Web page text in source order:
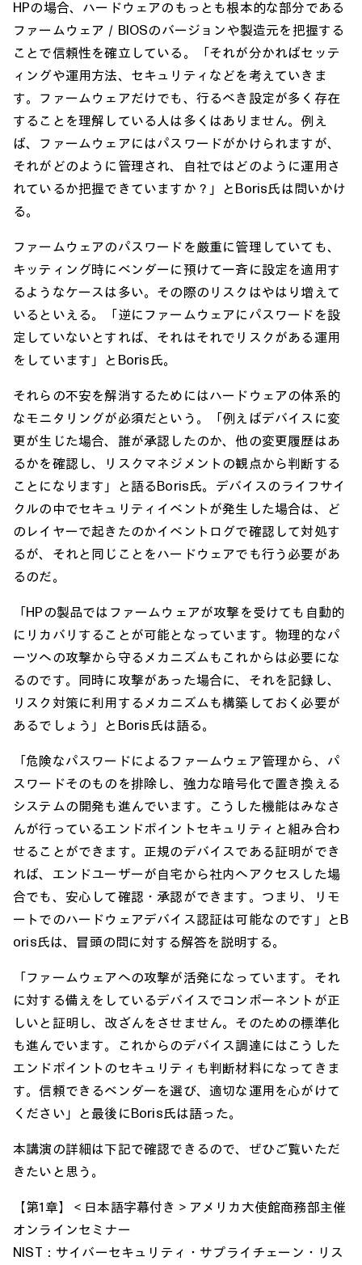
HPの場合、ハードウェアのもっとも根本的な部分である
ファームウェア／BIOSのバージョンや製造元を把握する
ことで信頼性を確立している。「それが分かればセッテ
ィングや運用方法、セキュリティなどを考えていきま
す。ファームウェアだけでも、行るべき設定が多く存在
することを理解している人は多くはありません。例え
ば、ファームウェアにはパスワードがかけられますが、
それがどのように管理され、自社ではどのように運用さ
れているか把握できていますか？」とBoris氏は問いかけ
る。
ファームウェアのパスワードを厳重に管理していても、
キッティング時にベンダーに預けて一斉に設定を適用す
るようなケースは多い。その際のリスクはやはり増えて
いるといえる。「逆にファームウェアにパスワードを設
定していないとすれば、それはそれでリスクがある運用
をしています」とBoris氏。
それらの不安を解消するためにはハードウェアの体系的
なモニタリングが必須だという。「例えばデバイスに変
更が生じた場合、誰が承認したのか、他の変更履歴はあ
るかを確認し、リスクマネジメントの観点から判断する
ことになります」と語るBoris氏。デバイスのライフサイ
クルの中でセキュリティイベントが発生した場合は、ど
のレイヤーで起きたのかイベントログで確認して対処す
るが、それと同じことをハードウェアでも行う必要があ
るのだ。
「HPの製品ではファームウェアが攻撃を受けても自動的
にリカバリすることが可能となっています。物理的なパ
ーツへの攻撃から守るメカニズムもこれからは必要にな
るのです。同時に攻撃があった場合に、それを記録し、
リスク対策に利用するメカニズムも構築しておく必要が
あるでしょう」とBoris氏は語る。
「危険なパスワードによるファームウェア管理から、パ
スワードそのものを排除し、強力な暗号化で置き換える
システムの開発も進んでいます。こうした機能はみなさ
んが行っているエンドポイントセキュリティと組み合わ
せることができます。正規のデバイスである証明ができ
れば、エンドユーザーが自宅から社内へアクセスした場
合でも、安心して確認・承認ができます。つまり、リモ
ートでのハードウェアデバイス認証は可能なのです」とB
oris氏は、冒頭の問に対する解答を説明する。
「ファームウェアへの攻撃が活発になっています。それ
に対する備えをしているデバイスでコンポーネントが正
しいと証明し、改ざんをさせません。そのための標準化
も進んでいます。これからのデバイス調達にはこうした
エンドポイントのセキュリティも判断材料になってきま
す。信頼できるベンダーを選び、適切な運用を心がけて
ください」と最後にBoris氏は語った。
本講演の詳細は下記で確認できるので、ぜひご覧いただ
きたいと思う。
【第1章】＜日本語字幕付き＞アメリカ大使館商務部主催
オンラインセミナー
NIST：サイバーセキュリティ・サプライチェーン・リス